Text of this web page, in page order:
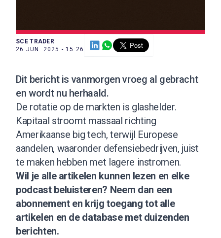
SCE TRADER
26 JUN. 2025 - 15:26
Dit bericht is vanmorgen vroeg al gebracht
en wordt nu herhaald.
De rotatie op de markten is glashelder.
Kapitaal stroomt massaal richting
Amerikaanse big tech, terwijl Europese
aandelen, waaronder defensiebedrijven, juist
te maken hebben met lagere instromen.
Wil je alle artikelen kunnen lezen en elke
podcast beluisteren? Neem dan een
abonnementen krijg toegang tot alle
artikelen en de database met duizenden
berichten.